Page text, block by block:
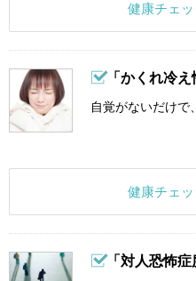
健康チェ
「かくれ冷え
自覚がないだけで
健康チェ
「対人恐怖症